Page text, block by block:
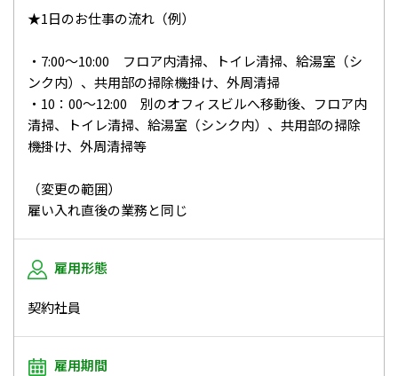
★1日のお仕事の流れ（例）
・7:00～10:00 フロア内清掃、トイレ清掃、給湯室（シ
ンク内）、共用部の掃除機掛け、外周清掃
・10：00～12:00 別のオフィスビルへ移動後、フロア内
清掃、トイレ清掃、給湯室（シンク内）、共用部の掃除
機掛け、外周清掃等
（変更の範囲）
雇い入れ直後の業務と同じ
雇用形態
契約社員
雇用期間